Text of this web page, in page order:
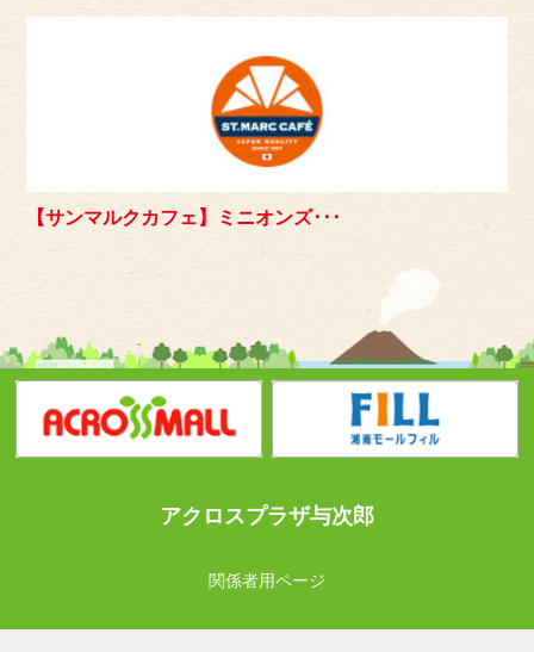
【サンマルクカフェ】ミニオンズ･･･
アクロスプラザ与次郎
関係者用ページ